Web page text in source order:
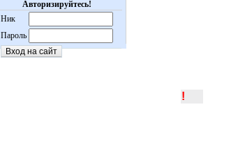
Авторизируйтесь!
Ник
Пароль
!